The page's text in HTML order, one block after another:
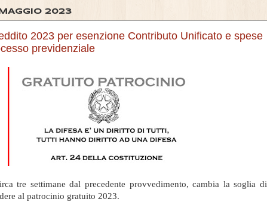
2023
2023 per esenzione Contributo Unificato e spese
previdenziale
tre settimane dal precedente provvedimento, cambia la soglia di
al patrocinio gratuito 2023.